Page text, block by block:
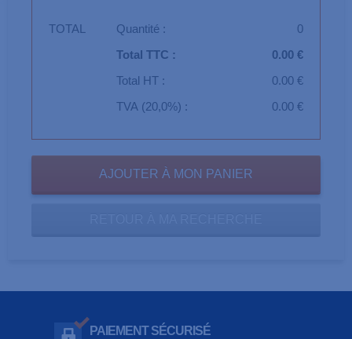
TOTAL Quantité :
0
Total TTC :
0.00 €
Total HT :
0.00 €
TVA (20,0%) :
0.00 €
PAIEMENT SÉCURISÉ